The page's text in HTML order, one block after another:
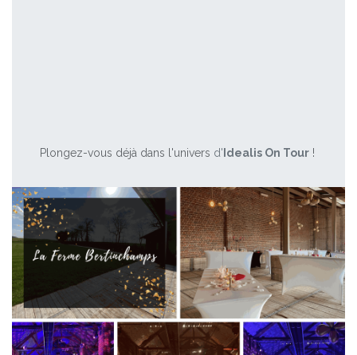
Plongez-vous déjà dans l'univers d' Idealis On Tour!